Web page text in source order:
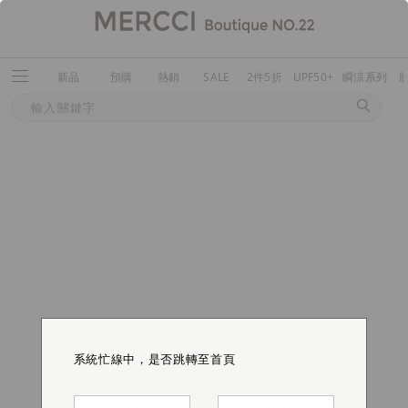
新品 預購 熱銷 SALE 2件5折 UPF50+ 瞬涼系列
系統忙線中，是否跳轉至首頁
系統忙線中，是否跳轉至首頁
系統忙線中，是否跳轉至首頁
系統忙線中，是否跳轉至首頁
系統忙線中，是否跳轉至首頁